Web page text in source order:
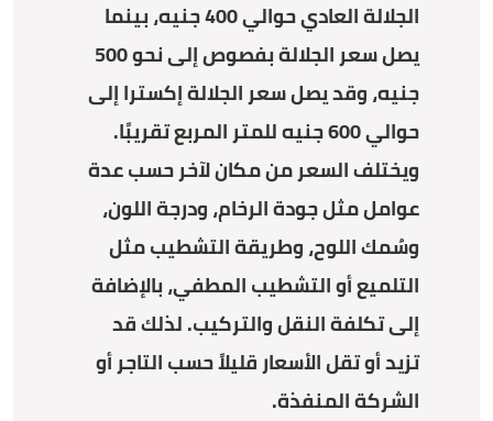
الجلالة العادي حوالي 400 جنيه، بينما
يصل سعر الجلالة بفصوص إلى نحو 500
جنيه، وقد يصل سعر الجلالة إكسترا إلى
حوالي 600 جنيه للمتر المربع تقريبًا.
ويختلف السعر من مكان لآخر حسب عدة
عوامل مثل جودة الرخام، ودرجة اللون،
وسُمك اللوح، وطريقة التشطيب مثل
التلميع أو التشطيب المطفي، بالإضافة
إلى تكلفة النقل والتركيب. لذلك قد
تزيد أو تقل الأسعار قليلاً حسب التاجر أو
الشركة المنفذة.